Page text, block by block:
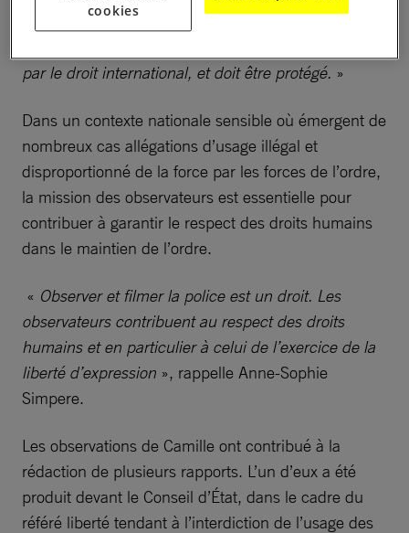
d’observation. Pourtant, le statut d’observateur des
par le droit international, et doit être protégé. »
Dans un contexte nationale sensible où émergent de
nombreux cas allégations d’usage illégal et
disproportionné de la force par les forces de l’ordre,
la mission des observateurs est essentielle pour
contribuer à garantir le respect des droits humains
dans le maintien de l’ordre.
« Observer et filmer la police est un droit. Les
observateurs contribuent au respect des droits
humains et en particulier à celui de l’exercice de la
liberté d’expression », rappelle Anne-Sophie
Simpere.
Les observations de Camille ont contribué à la
rédaction de plusieurs rapports. L’un d’eux a été
produit devant le Conseil d’État, dans le cadre du
référé liberté tendant à l’interdiction de l’usage des
cookies